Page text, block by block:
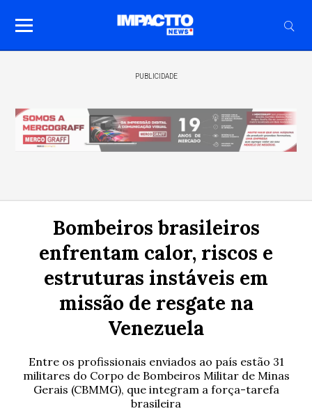
PUBLICIDADE
Bombeiros brasileiros
enfrentam calor, riscos e
estruturas instáveis em
missão de resgate na
Venezuela
Entre os profissionais enviados ao país estão 31
militares do Corpo de Bombeiros Militar de Minas
Gerais (CBMMG), que integram a força-tarefa
brasileira